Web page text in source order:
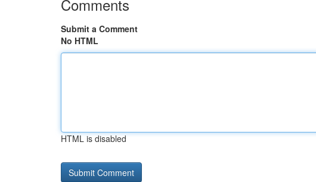
Comments
Submit a Comment
No HTML
HTML is disabled